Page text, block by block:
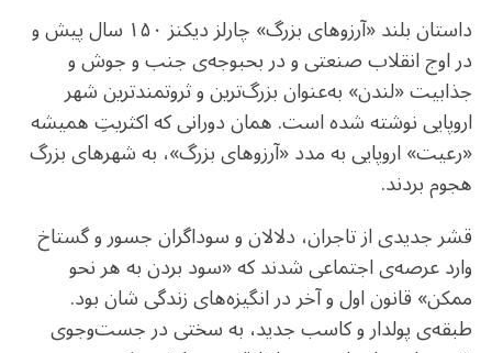
داستان بلند «آرزوهای بزرگ» چارلز دیکنز ۱۵۰ سال پیش و
در اوج انقلاب صنعتی و در بحبوجه‌ی جنب و جوش و
جذابیت «لندن» به‌عنوان بزرگ‌ترین و ثروتمندترین شهر
اروپایی نوشته شده است. همان دورانی که اکثریتِ همیشه
«رعیت» اروپایی به مدد «آرزوهای بزرگ»، به شهرهای بزرگ
هجوم بردند.
قشر جدیدی از تاجران، دلالان و سوداگران جسور و گستاخ
وارد عرصه‌ی اجتماعی شدند که «سود بردن به هر نحو
ممکن» قانون اول و آخر در انگیزه‌های زندگی شان بود.
طبقه‌ی پولدار و کاسب جدید، به‌ سختی در جست‌وجوی